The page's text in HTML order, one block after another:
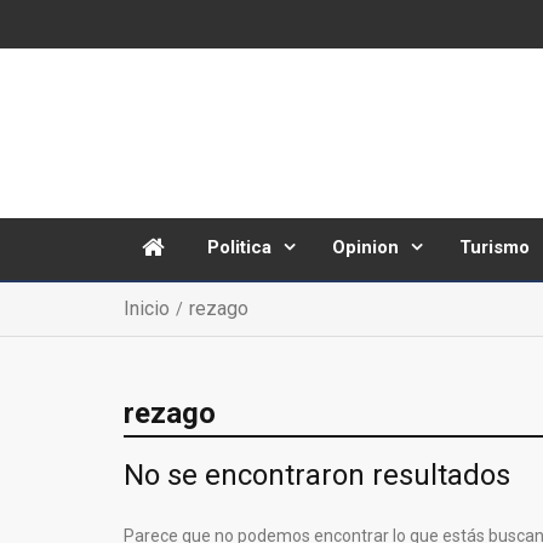
Politica Opinion Turismo
Inicio rezago
rezago
No se encontraron resultados
Parece que no podemos encontrar lo que estás